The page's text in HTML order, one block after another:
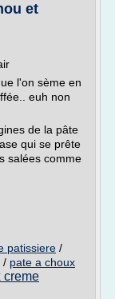
et
l'on sème en
euh non
de la pâte
qui se prête
salées comme
patissiere /
/ pate a choux
creme